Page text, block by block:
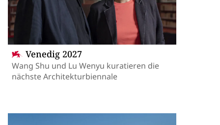
Venedig 2027
Wang Shu und Lu Wenyu kuratieren die
nächste Architekturbiennale